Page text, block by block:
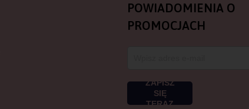
POWIADOMIENIA O
PROMOCJACH
ZAPISZ
SIĘ
TERAZ